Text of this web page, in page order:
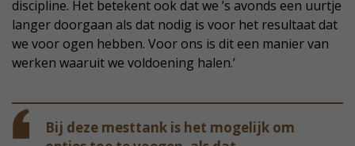
discipline. Het betekent ook dat we ’s avonds een uurtje
langer doorgaan als dat nodig is voor het resultaat dat
we voor ogen hebben. Voor ons is dit een manier van
werken waaruit we voldoening halen.’
Bij deze mesttank is het mogelijk om